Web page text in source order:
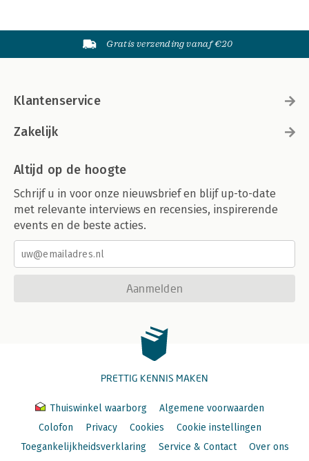
Gratis verzending vanaf €20
Klantenservice
Zakelijk
Altijd op de hoogte
Schrijf u in voor onze nieuwsbrief en blijf up-to-date
met relevante interviews en recensies, inspirerende
events en de beste acties.
Aanmelden
PRETTIG KENNIS MAKEN
Thuiswinkel waarborg
Algemene voorwaarden
Colofon
Privacy Cookies
Cookie instellingen
Toegankelijkheidsverklaring
Service & Contact Over ons